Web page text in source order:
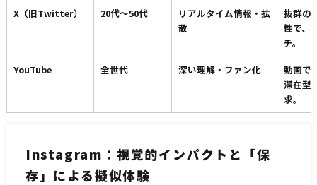
X（旧Twitter）
20代〜50代
リアルタイム情報・拡
散
抜群の
性で、
チ。
YouTube
全世代 深い理解・ファン化
動画で
滞在型
求。
Instagram：視覚的インパクトと「保
存」による擬似体験